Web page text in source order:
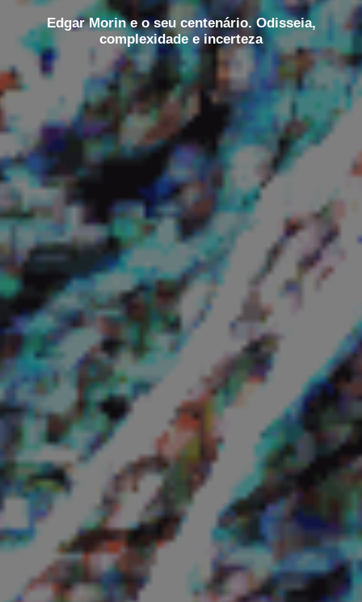
Edgar Morin e o seu centenário. Odisseia,
complexidade e incerteza